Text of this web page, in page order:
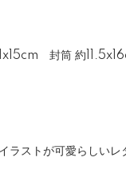
封筒 約
ラストが可愛らしいレ